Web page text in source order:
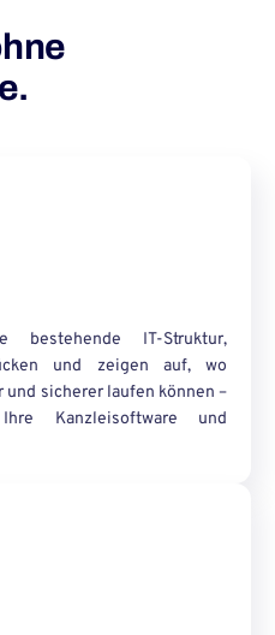
bestehende IT-Struktur,
und zeigen auf, wo
sicherer laufen können –
Kanzleisoftware und